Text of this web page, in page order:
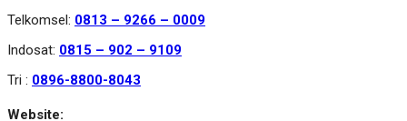
Telkomsel: 0813 – 9266 – 0009
Indosat: 0815 – 902 – 9109
Tri : 0896-8800-8043
Website: